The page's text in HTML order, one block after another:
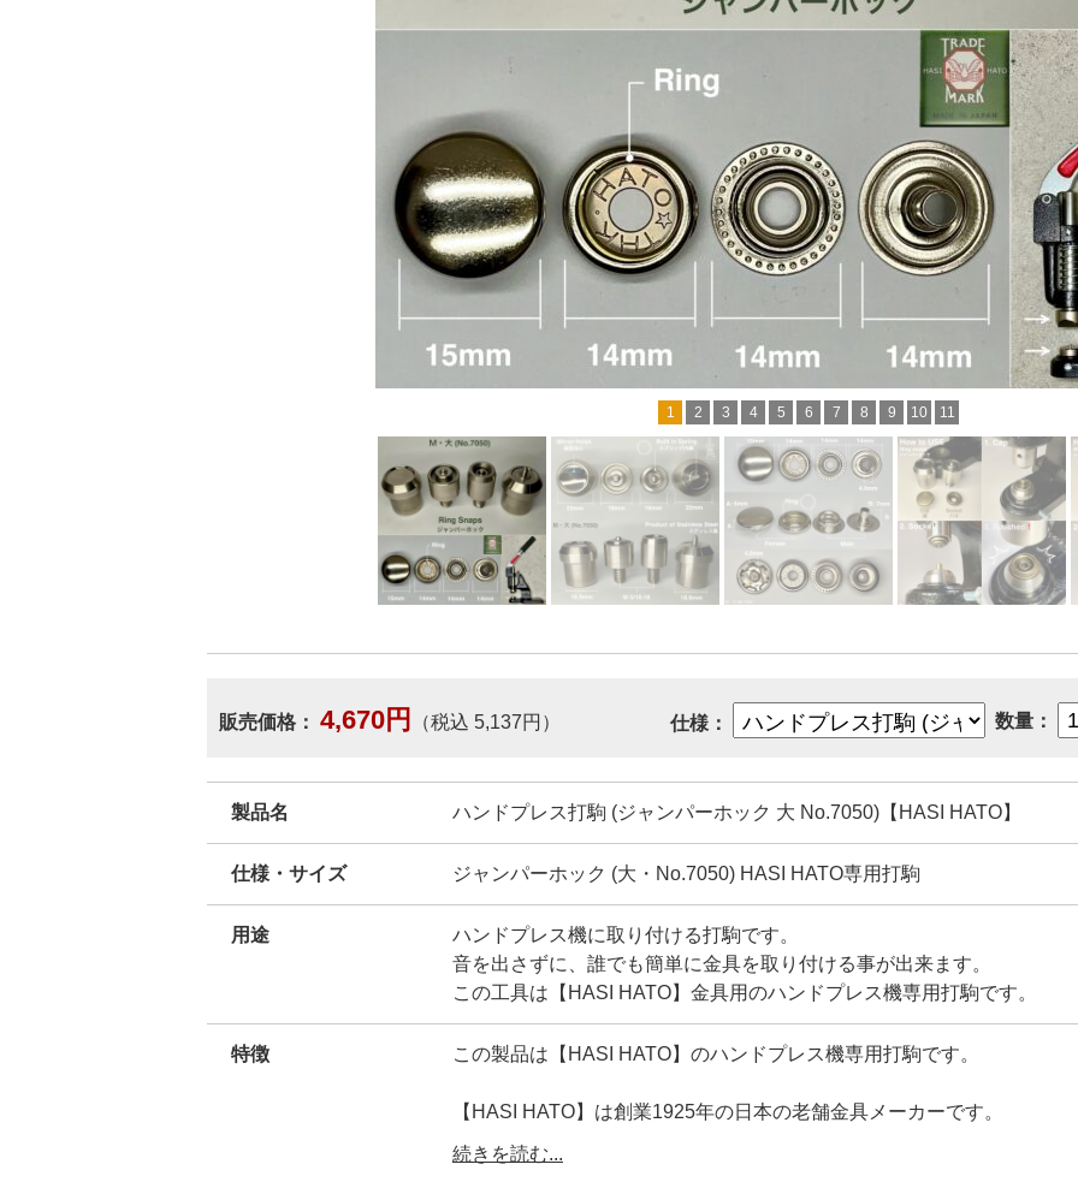
1 2 3 4 5 6 7 8 9 10 11
販売価格： 4,670円 （税込 5,137円） 仕様： 数量：
製品名 ハンドプレス打駒 (ジャンパーホック 大 No.7050)【HASI HATO】
仕様・サイズ ジャンパーホック (大・No.7050) HASI HATO専用打駒
用途
ハンドプレス機に取り付ける打駒です。
音を出さずに、誰でも簡単に金具を取り付ける事が出来ます。
この工具は【HASI HATO】金具用のハンドプレス機専用打駒です。
特徴 この製品は【HASI HATO】のハンドプレス機専用打駒です。
【HASI HATO】は創業1925年の日本の老舗金具メーカーです。
約100年にわたり、国内外の高級小物・バック・皮革製品に使用されてい
その為、耐久性、品質は折り紙付きです。
続きを読む...